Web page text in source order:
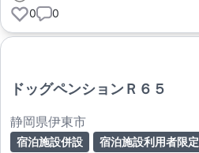
0 0
ドッグペンションＲ６５
静岡県伊東市
宿泊施設併設 宿泊施設利用者限定